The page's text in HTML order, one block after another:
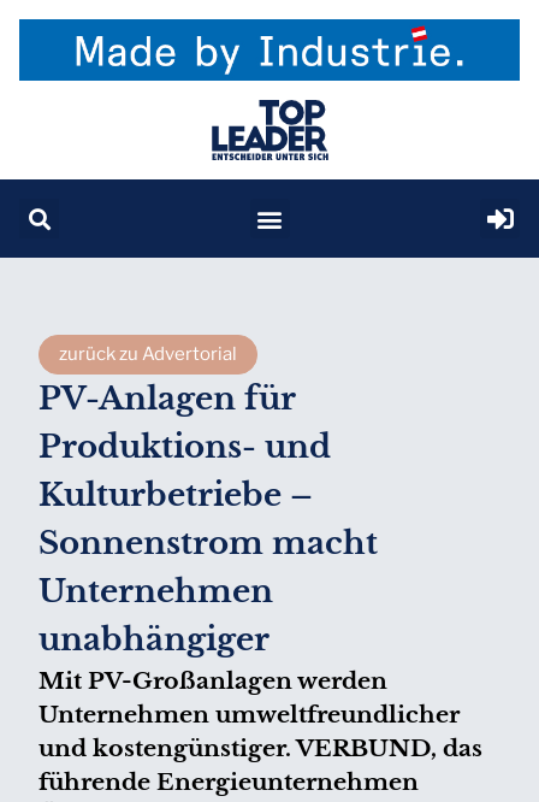
zurück zu Advertorial
PV-Anlagen für
Produktions- und
Kulturbetriebe –
Sonnenstrom macht
Unternehmen
unabhängiger
Mit PV-Großanlagen werden
Unternehmen umweltfreundlicher
und kostengünstiger. VERBUND, das
führende Energieunternehmen